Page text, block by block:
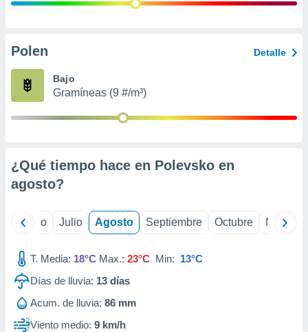
e
publicidad
Polen Detalle
Bajo
Gramíneas (9 #/m³)
¿Qué tiempo hace en Polevsko en
agosto?
Junio Julio Agosto Septiembre Octubre
T. Media: 18°C Max.: 23°C Min: 13°C
Días de lluvia: 13 días
Acum. de lluvia: 86 mm
Viento medio: 9 km/h